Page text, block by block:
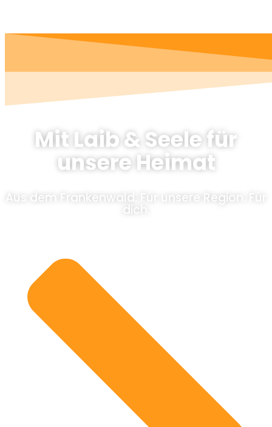
Mit Laib & Seele für
unsere Heimat
Aus dem Frankenwald. Für unsere Region. Für
dich.